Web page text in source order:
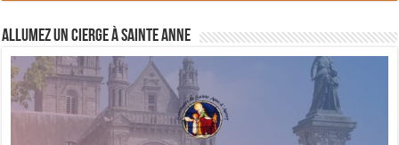
Allumez un cierge à Sainte Anne